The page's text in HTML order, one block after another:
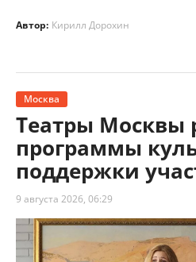
Автор: Кирилл Дорохин
Москва
Театры Москвы
программы
поддержки
9 августа 2026, 06:29